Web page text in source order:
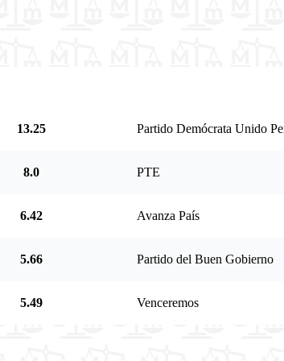
13.25 Partido Demócrata Unido
8.0 PTE
6.42 Avanza País
5.66 Partido del Buen Gobierno
5.49 Venceremos